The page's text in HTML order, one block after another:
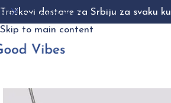
Skip to navigation
Skip to main content
Troškovi dostave za Srbiju za svaku